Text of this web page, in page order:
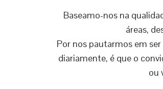
Baseamo-nos na
áreas,
Por nos pautarmos em
diariamente, é que o
ou